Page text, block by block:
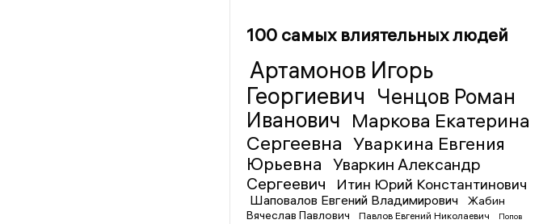
100 самых влиятельных людей
Артамонов Игорь
Георгиевич Ченцов Роман
Иванович Маркова Екатерина
Сергеевна Уваркина Евгения
Юрьевна
Уваркин Александр
Сергеевич
Итин Юрий Константинович
Шаповалов Евгений Владимирович
Жабин
Вячеслав Павлович
Павлов Евгений Николаевич
Попов